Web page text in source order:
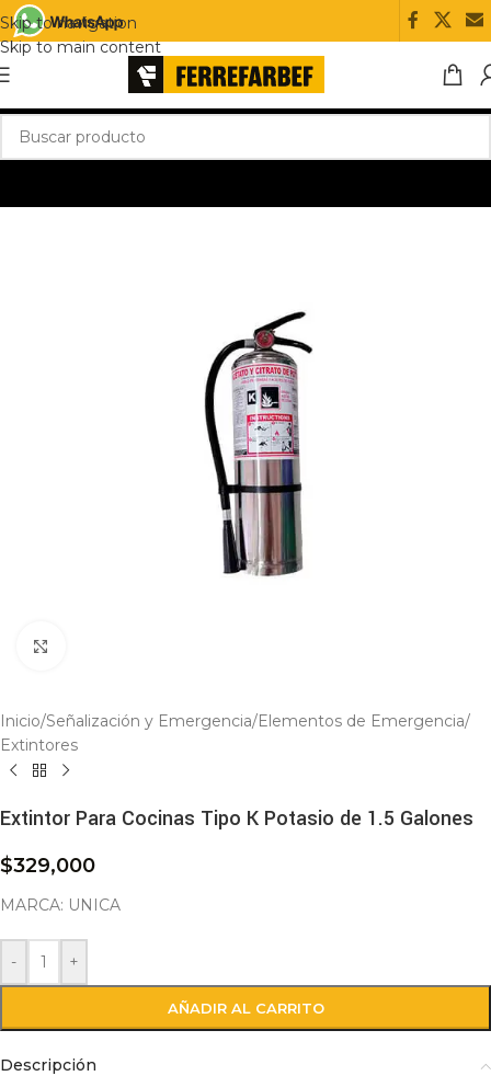
Skip to navigation
Skip to main content
Inicio/Señalización y Emergencia/Elementos de Emergencia/
Extintores
Extintor Para Cocinas Tipo K Potasio de 1.5 Galones
$329,000
MARCA: UNICA
- +
AÑADIR AL CARRITO
Descripción